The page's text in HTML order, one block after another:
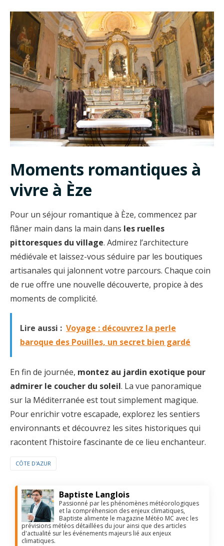
Moments romantiques à
vivre à Èze
Pour un séjour romantique à Èze, commencez par
flâner main dans la main dans les ruelles
pittoresques du village. Admirez l’architecture
médiévale et laissez-vous séduire par les boutiques
artisanales qui jalonnent votre parcours. Chaque coin
de rue offre une nouvelle découverte, propice à des
moments de complicité.
Lire aussi : Voyage : découvrez la perle
baroque des Pouilles, un secret bien gardé
En fin de journée, montez au jardin exotique pour
admirer le coucher du soleil. La vue panoramique
sur la Méditerranée est tout simplement magique.
Pour enrichir votre escapade, explorez les sentiers
environnants et découvrez les sites historiques qui
racontent l’histoire fascinante de ce lieu enchanteur.
CÔTE D'AZUR
Baptiste Langlois
Passionné par les phénomènes météorologiques
et la compréhension des enjeux climatiques,
Baptiste alimente le magazine Météo MC avec les
prévisions météos détaillées du jour ainsi que des articles
d'actualité sur les événements majeurs lié aux enjeux
climatiques.